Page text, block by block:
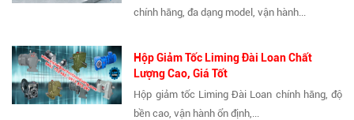
chính hãng, đa dạng model, vận hành...
Hộp Giảm Tốc Liming Đài Loan Chất
Lượng Cao, Giá Tốt
Hộp giảm tốc Liming Đài Loan chính hãng, độ
bền cao, vận hành ổn định,...